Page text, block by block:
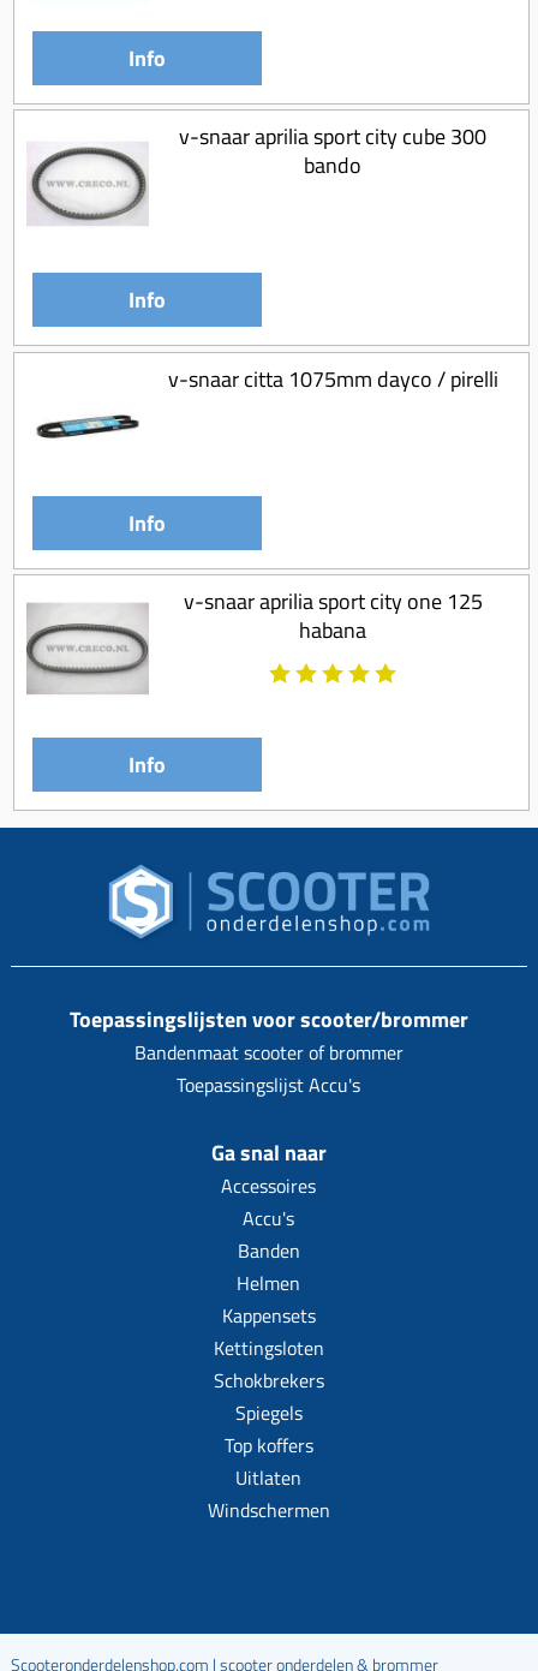
Info
v-snaar aprilia sport city cube 300
bando
Info
v-snaar citta 1075mm dayco / pirelli
Info
v-snaar aprilia sport city one 125
habana
Info
Toepassingslijsten voor scooter/brommer
Bandenmaat scooter of brommer
Toepassingslijst Accu's
Ga snal naar
Accessoires
Accu's
Banden
Helmen
Kappensets
Kettingsloten
Schokbrekers
Spiegels
Top koffers
Uitlaten
Windschermen
Scooteronderdelenshop.com | scooter onderdelen & brommer